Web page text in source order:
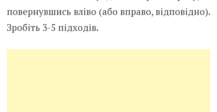
повернувшись вліво (або вправо, відповідно).
Зробіть 3-5 підходів.